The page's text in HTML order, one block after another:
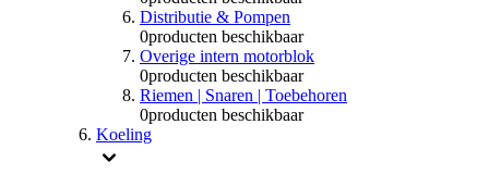
Distributie & Pompen
0producten beschikbaar
Overige intern motorblok
0producten beschikbaar
Riemen | Snaren | Toebehoren
0producten beschikbaar
Koeling